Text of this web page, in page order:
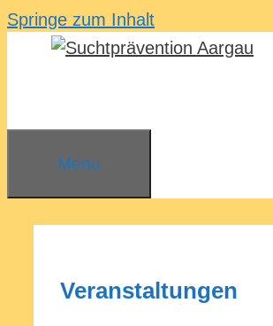
Springe zum Inhalt
Menu
Veranstaltungen